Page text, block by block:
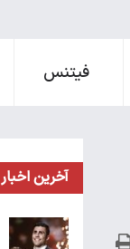
فیتنس
آخرین اخبار